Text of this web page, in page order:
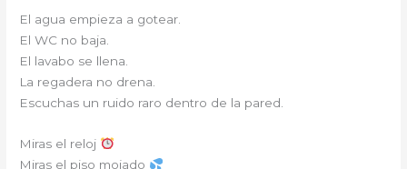
El agua empieza a gotear.
El WC no baja.
El lavabo se llena.
La regadera no drena.
Escuchas un ruido raro dentro de la pared.
Miras el reloj
Miras el piso mojado